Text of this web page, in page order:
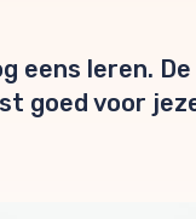
eens leren.
goed voor